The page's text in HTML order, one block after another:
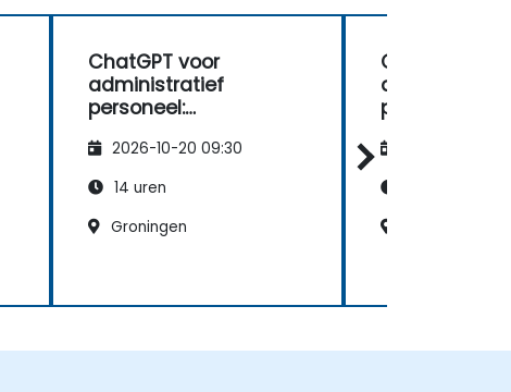
ChatGPT voor
administratief
personeel:
productiviteitsverbeter
ing
2026-10-20 09:30
14 uren
Groningen
ChatGPT voor
personeel:
ing